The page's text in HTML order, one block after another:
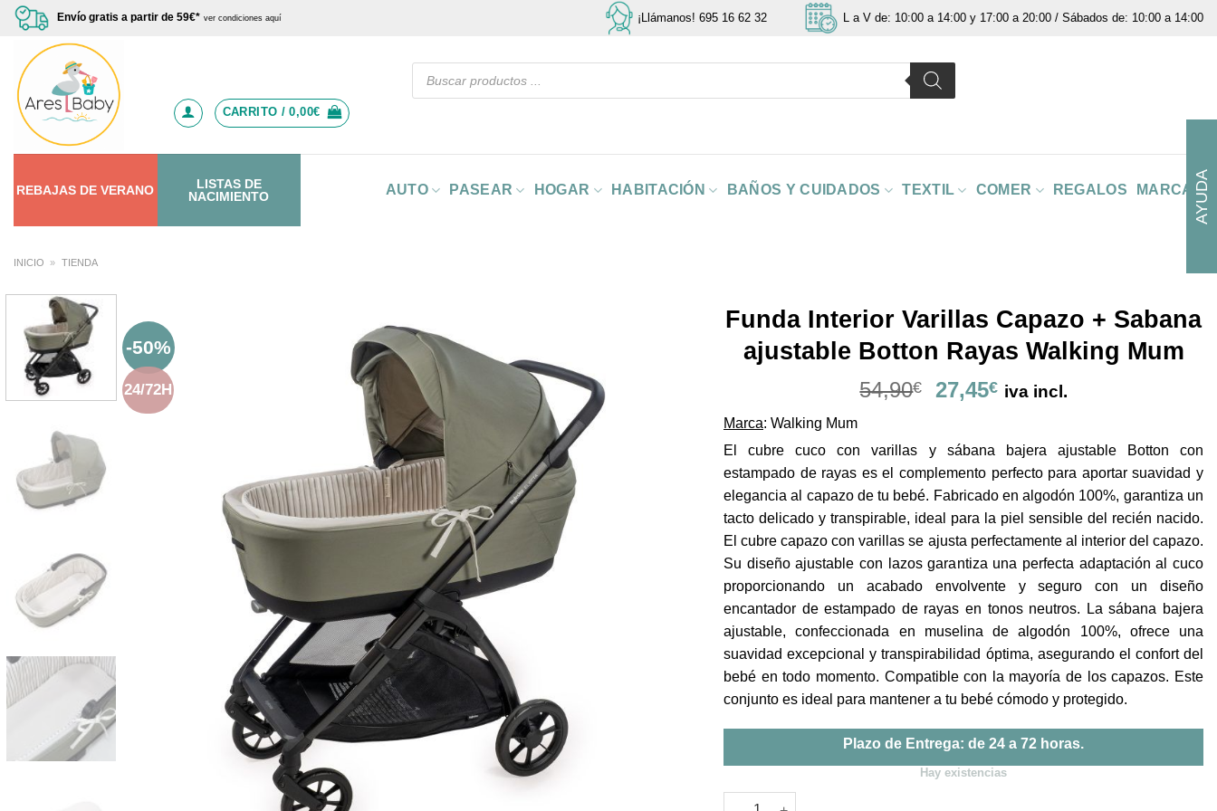
Saltar
contenido
Envío gratis a partir de 59€* ver condiciones aquí ¡Llámanos! 695 16 62 32 L a V de: 10:00 a 14:00 y 17:00 a 20:00 / Sábados de: 10:00 a 14:00
Búsqueda
CARRITO /0,00€
REBAJAS DEVERANO
LISTAS DE
NACIMIENTO
AUTO PASEAR HOGAR HABITACIÓN BAÑOS Y CUIDADOS TEXTIL COMER REGALOS MARCAS
INICIO » TIENDA
-50%
24/72H
Funda Interior Varillas Capazo + Sabana
ajustable Botton Rayas Walking Mum
54,90€
El
era:
54,90€.
27,45€El
es:
27,45€.
iva incl.
Marca: Walking Mum
El cubre cuco con varillas y sábana bajera ajustable Botton con
estampado de rayas es el complemento perfecto para aportar suavidad y
elegancia al capazo de tu bebé. Fabricado en algodón 100%, garantiza un
tacto delicado y transpirable, ideal para la piel sensible del recién nacido.
El cubre capazo con varillas se ajusta perfectamente al interior del capazo.
Su diseño ajustable con lazos garantiza una perfecta adaptación al cuco
proporcionando un acabado envolvente y seguro con un diseño
encantador de estampado de rayas en tonos neutros. La sábana bajera
ajustable, confeccionada en muselina de algodón 100%, ofrece una
suavidad excepcional y transpirabilidad óptima, asegurando el confort del
bebé en todo momento. Compatible con la mayoría de los capazos. Este
conjunto es ideal para mantener a tu bebé cómodo y protegido.
Plazo de Entrega: de 24 a 72 horas.
Hay existencias
Funda Interior Varillas Capazo + Sabana ajustable Botton Rayas Walking Mum
AYUDA